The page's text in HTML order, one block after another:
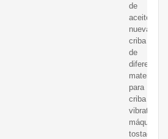
de
aceite
nueva,
criba
de
diferentes
materiales
para
criba
vibratoria,
máquinas
tostadoras